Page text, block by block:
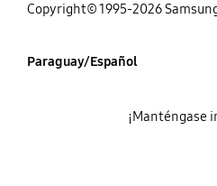
Copyright© 1995-2026
Paraguay/Español
¡Manténgase